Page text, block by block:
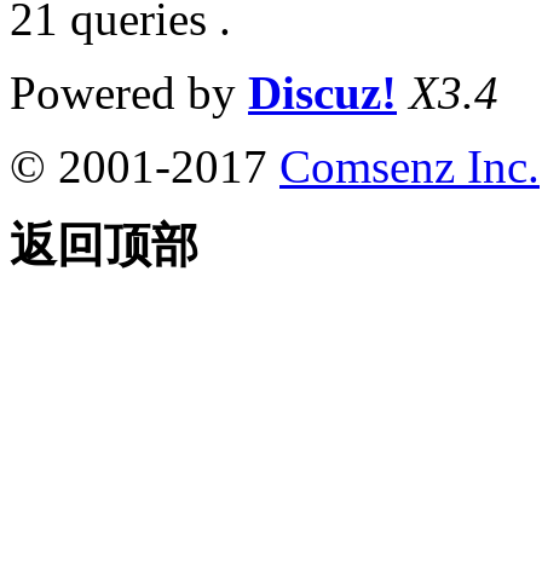
21 queries .
Powered by Discuz! X3.4
© 2001-2017 Comsenz Inc.
返回顶部